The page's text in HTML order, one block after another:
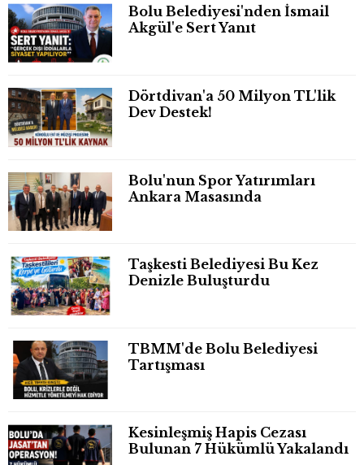
Bolu Belediyesi'nden İsmail
Akgül'e Sert Yanıt
Dörtdivan'a 50 Milyon TL'lik
Dev Destek!
Bolu'nun Spor Yatırımları
Ankara Masasında
Taşkesti Belediyesi Bu Kez
Denizle Buluşturdu
TBMM'de Bolu Belediyesi
Tartışması
Kesinleşmiş Hapis Cezası
Bulunan 7 Hükümlü Yakalandı